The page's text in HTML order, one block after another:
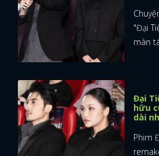
"Đại
màn
Đại
hữu
dài
Phim